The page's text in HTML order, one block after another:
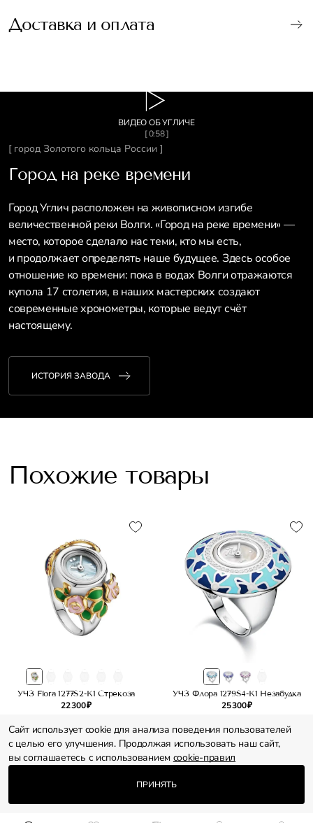
Доставка и оплата
ВИДЕО ОБ УГЛИЧЕ
[ 0:58 ]
[ город Золотого кольца России ]
Город на реке времени
Город Углич расположен на живописном изгибе
величественной реки Волги. «Город на реке времени» —
место, которое сделало нас теми, кто мы есть,
и продолжает определять наше будущее. Здесь особое
отношение ко времени: пока в водах Волги отражаются
купола 17 столетия, в наших мастерских создают
современные хронометры, которые ведут счёт
настоящему.
ИСТОРИЯ ЗАВОДА
Похожие товары
УЧЗ Flora 1277S2-K1 Стрекоза
22 300 ₽
УЧЗ Флора 1279S4-K1 Незабудка
25 300 ₽
Сайт использует cookie для анализа поведения пользователей
с целью его улучшения. Продолжая использовать наш сайт,
вы соглашаетесь с использованием cookie-правил
ПРИНЯТЬ